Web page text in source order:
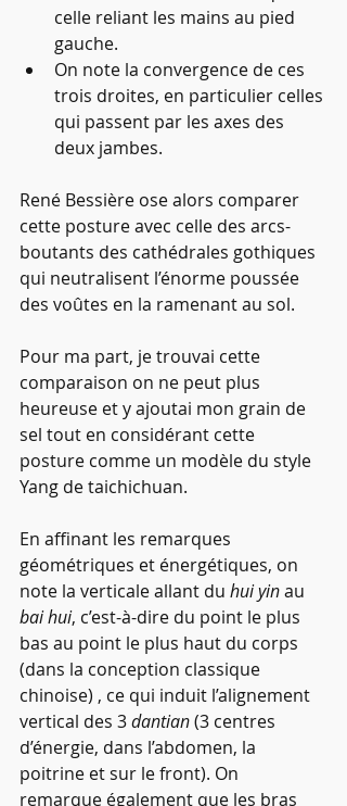
celle reliant les mains au pied
gauche.
On note la convergence de ces
trois droites, en particulier celles
qui passent par les axes des
deux jambes.
René Bessière ose alors comparer
cette posture avec celle des arcs-
boutants des cathédrales gothiques
qui neutralisent l’énorme poussée
des voûtes en la ramenant au sol.
Pour ma part, je trouvai cette
comparaison on ne peut plus
heureuse et y ajoutai mon grain de
sel tout en considérant cette
posture comme un modèle du style
Yang de taichichuan.
En affinant les remarques
géométriques et énergétiques, on
note la verticale allant du hui yin au
bai hui, c’est-à-dire du point le plus
bas au point le plus haut du corps
(dans la conception classique
chinoise) , ce qui induit l’alignement
vertical des 3 dantian (3 centres
d’énergie, dans l’abdomen, la
poitrine et sur le front). On
remarque également que les bras